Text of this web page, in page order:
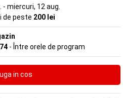
miercuri, 12 aug.
de peste 200 lei
- Între orele de program